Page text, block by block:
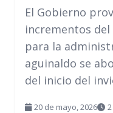
El Gobierno
incrementos del
para la
aguinaldo se
del inicio del
20 de mayo, 2026